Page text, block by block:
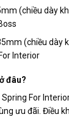
(chiều dày
(chiều dày
Interior
đâu?
For
ưu đãi. Điều